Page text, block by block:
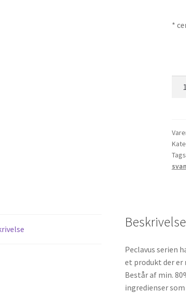
*
Beskrivelse
Peclavus serien
et produkt der
Består af min.
ingredienser